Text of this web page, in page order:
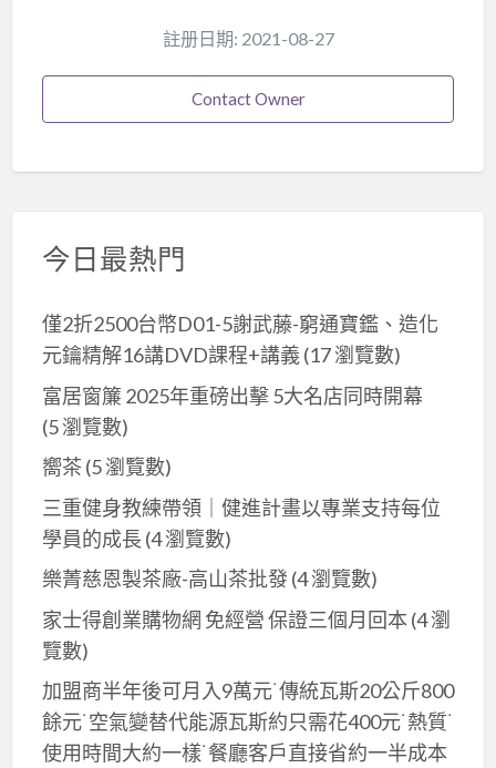
註册日期: 2021-08-27
Contact Owner
今日最熱門
僅2折2500台幣D01-5謝武藤-窮通寶鑑、造化
元鑰精解16講DVD課程+講義 (17 瀏覽數)
富居窗簾 2025年重磅出擊 5大名店同時開幕
(5 瀏覽數)
嚮茶 (5 瀏覽數)
三重健身教練帶領｜健進計畫以專業支持每位
學員的成長 (4 瀏覽數)
樂菁慈恩製茶廠-高山茶批發(4 瀏覽數)
家士得創業購物網 免經營 保證三個月回本(4 瀏
覽數)
加盟商半年後可月入9萬元˙傳統瓦斯20公斤800
餘元˙空氣變替代能源瓦斯約只需花400元˙熱質˙
使用時間大約一樣˙餐廳客戶直接省約一半成本